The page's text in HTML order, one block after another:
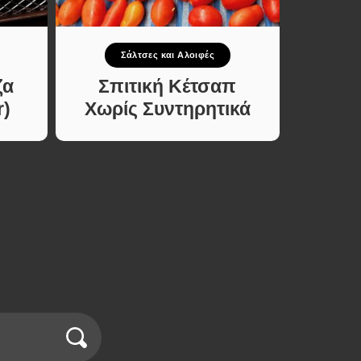
Σάλτσες και Αλοιφές
Σπιτική Κέτσαπ
Χωρίς Συντηρητικά